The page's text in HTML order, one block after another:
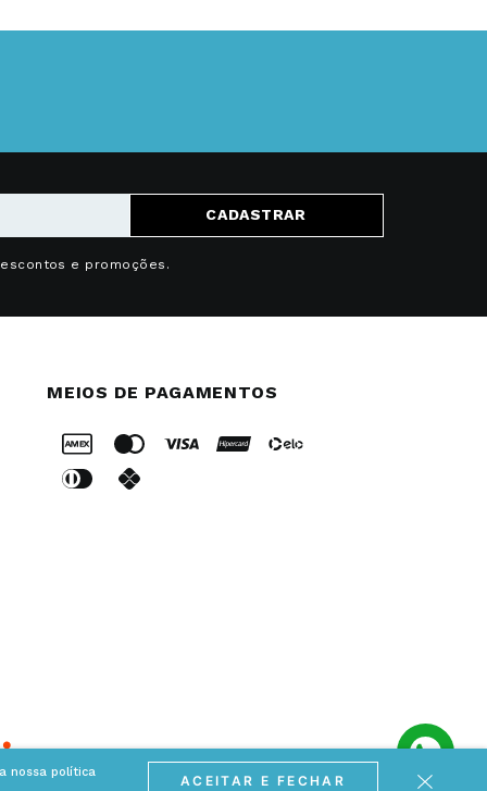
nossa política
ACEITAR E FECHAR
CADASTRAR
e promoções.
MEIOS DE PAGAMENTOS